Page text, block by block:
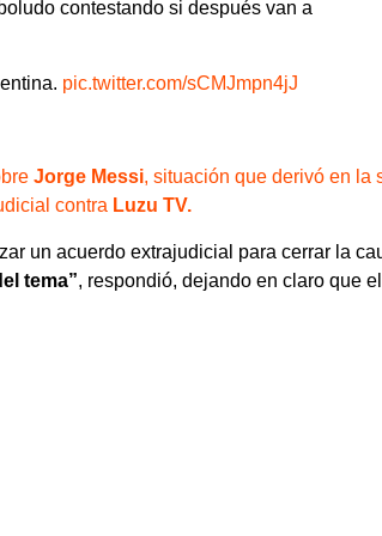
contestando si después van a
pic.twitter.com/sCMJmpn4jJ
Jorge Messi, situación que derivó en la
contra Luzu TV.
un acuerdo extrajudicial para cerrar la
tema”, respondió, dejando en claro que el